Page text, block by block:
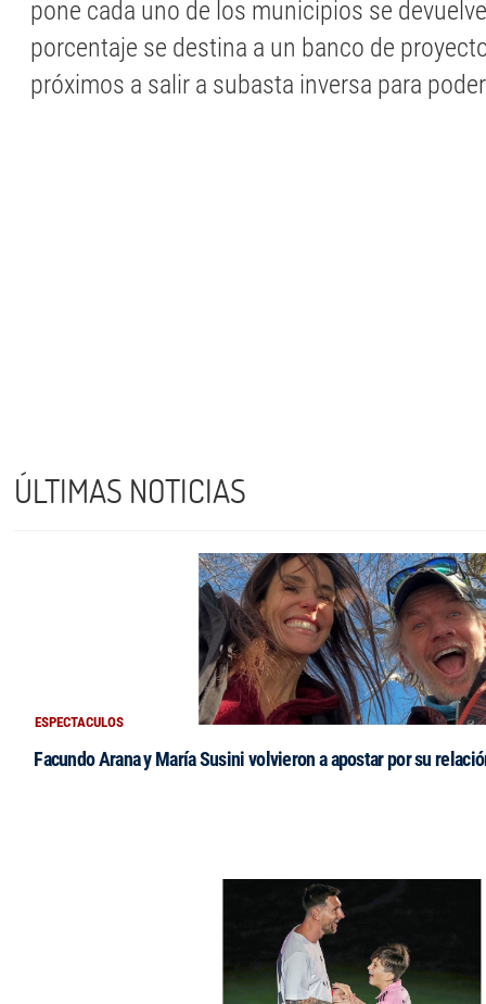
pone cada uno de los municipios se
porcentaje se destina a un banco de
próximos a salir a subasta inversa para
ÚLTIMAS NOTICIAS
ESPECTACULOS
Facundo Arana y María Susini volvieron a apostar por su